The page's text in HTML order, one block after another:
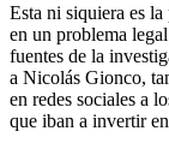
Esta ni siquiera es
en un problema
fuentes de la
a Nicolás Gionco,
en redes sociales a
que iban a invertir